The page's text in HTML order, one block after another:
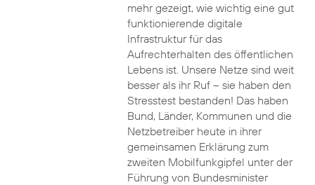
mehr gezeigt, wie wichtig eine gut
funktionierende digitale
Infrastruktur für das
Aufrechterhalten des öffentlichen
Lebens ist. Unsere Netze sind weit
besser als ihr Ruf – sie haben den
Stresstest bestanden! Das haben
Bund, Länder, Kommunen und die
Netzbetreiber heute in ihrer
gemeinsamen Erklärung zum
zweiten Mobilfunkgipfel unter der
Führung von Bundesminister